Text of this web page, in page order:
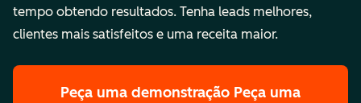
tempo obtendo resultados. Tenha leads melhores,
clientes mais satisfeitos e uma receita maior.
Peça uma demonstração Peça uma